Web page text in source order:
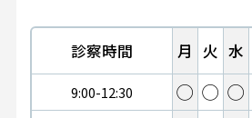
診察時間 月 火 水
9:00-12:30 ◯ ◯ ◯